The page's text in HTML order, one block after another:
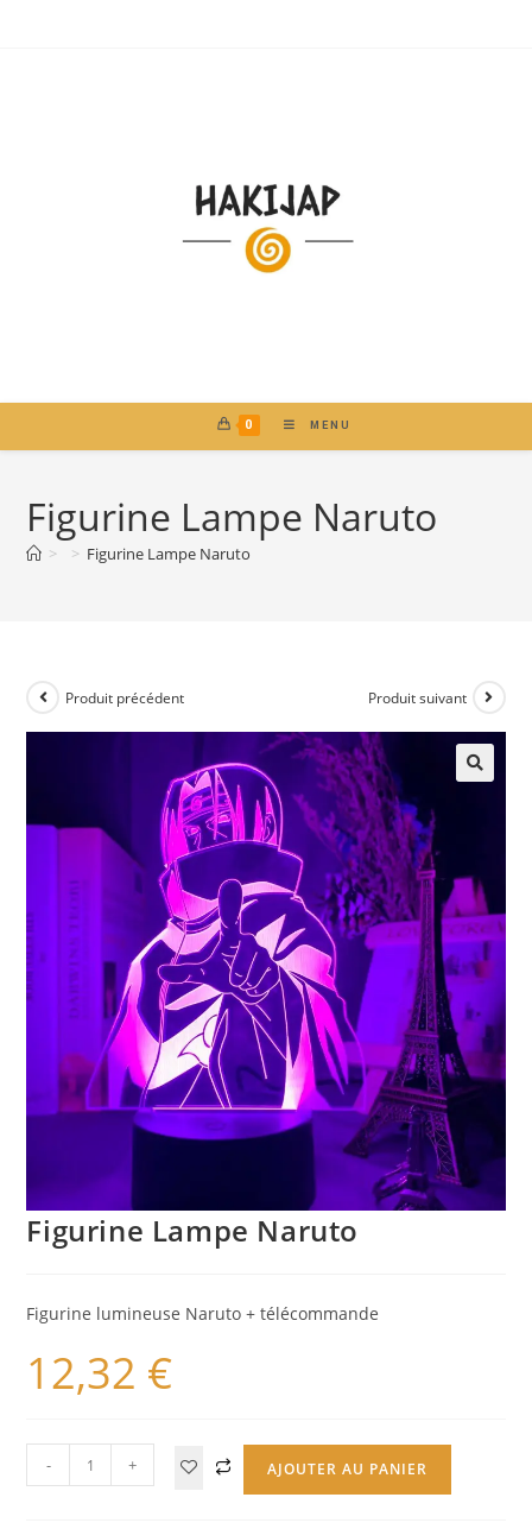
0 MENU
Figurine Lampe Naruto
> > Figurine Lampe Naruto
Produit précédent Produit suivant
Figurine Lampe Naruto
Figurine lumineuse Naruto + télécommande
12,32 €
- + AJOUTER AU PANIER